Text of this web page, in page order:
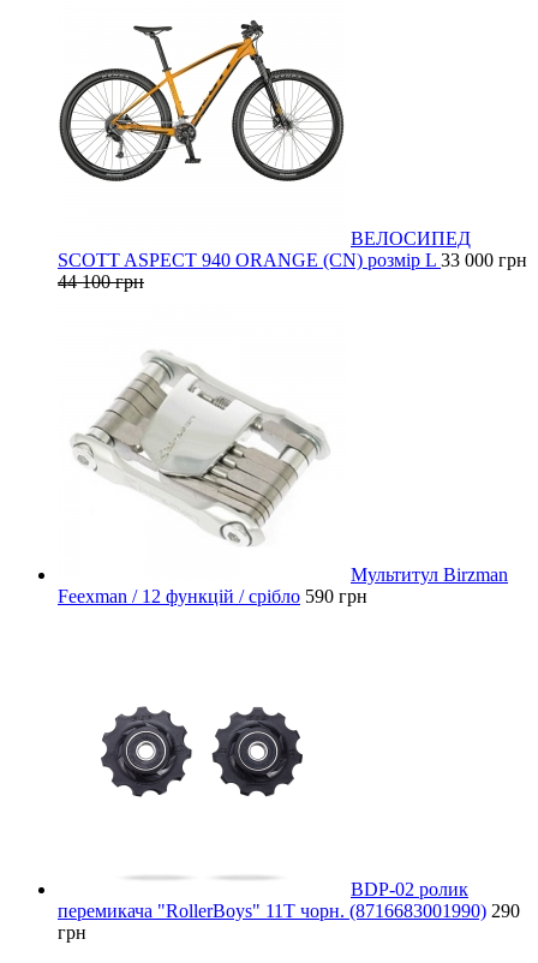
ВЕЛОСИПЕД
SCOTT ASPECT 940 ORANGE (CN) розмір L 33 000 грн
44 100 грн
Мультитул Birzman
Feexman / 12 функцій / срібло 590 грн
BDP-02 ролик
перемикача "RollerBoys" 11T чорн. (8716683001990) 290
грн